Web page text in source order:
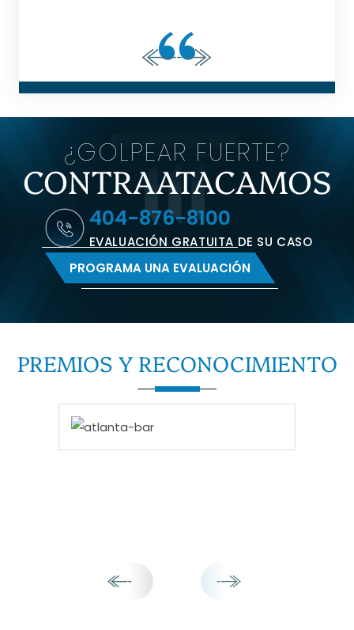
¿GOLPEAR FUERTE?
CONTRAATACAMOS
PROGRAMA UNA EVALUACIÓN
404-876-8100
EVALUACIÓN GRATUITA DE SU CASO
PREMIOS YRECONOCIMIENTO